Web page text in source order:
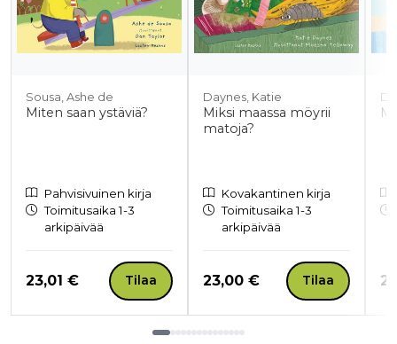
Sousa, Ashe de
Miten saan ystäviä?
Pahvisivuinen kirja
Toimitusaika 1-3
arkipäivää
Hinta nyt
23,01 € Tilaa
Daynes, Katie
Miksi maassa möyrii
matoja?
Kovakantinen kirja
Toimitusaika 1-3
arkipäivää
Hinta nyt
23,00 € Tilaa